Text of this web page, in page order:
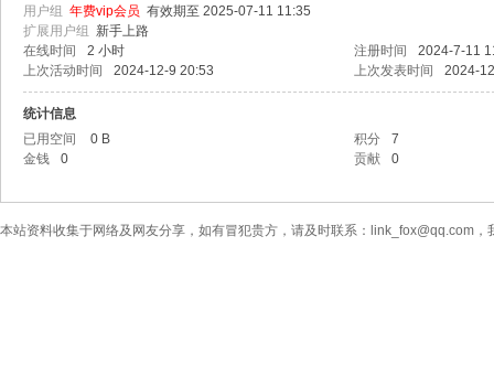
用户组 年费vip会员 有效期至 2025-07-11 11:35
扩展用户组 新手上路
在线时间
2 小时 注册时间
2024-7-11
上次活动时间
2024-12-9 20:53 上次发表时间 2024-
统计信息
已用空间
0 B 积分
7
金钱
0 贡献 0
本站资料收集于网络及网友分享，如有冒犯贵方，请及时联系：link_fox@qq.com，